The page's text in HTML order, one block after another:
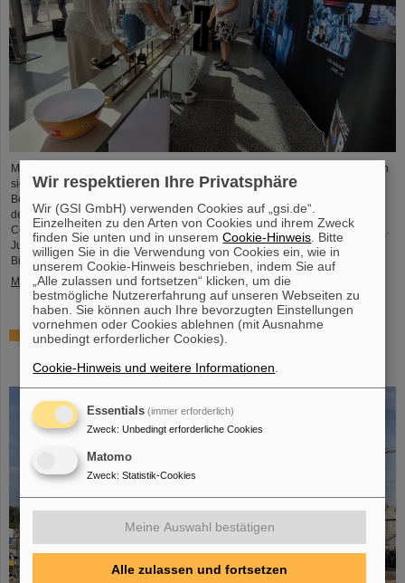
Mit einem breiten Angebot an Informationen und Zukunftsperspektiven haben
sich das GSI Helmholtzzentrum für Schwerionenforschung und das künftige
Beschleunigerzentrum FAIR, das derzeit bei GSI in Darmstadt entsteht, an
dem internationalen Innovationskongress „Curious – Future Inside
Conference“ beteiligt. Die interdisziplinäre Veranstaltung fand vom 10. bis 11.
Juli in der Rheingoldhalle in Mainz statt und zog zahlreiche renommierte
Bildungsinstitutionen, Forschungseinrichtungen und...
Mehr »
Förderung und Erhalt von Technologie-Knowhow durch
Commonwealth Fusion Systems besuchen GSI
Wir respektieren Ihre Privatsphäre
Wir (GSI GmbH) verwenden Cookies auf „gsi.de“.
Einzelheiten zu den Arten von Cookies und ihrem Zweck
finden Sie unten und in unseremCookie-Hinweis . Bitte
willigen Sie in die Verwendung von Cookies ein, wie in
unserem Cookie-Hinweis beschrieben, indem Sie auf
„Alle zulassen und fortsetzen“ klicken, um die
bestmögliche Nutzererfahrung auf unseren Webseiten zu
haben. Sie können auch Ihre bevorzugten Einstellungen
vornehmen oder Cookies ablehnen (mit Ausnahme
unbedingt erforderlicher Cookies).
Cookie-Hinweis und weitere Informationen
Essentials (immer erforderlich)
Zweck: Unbedingt erforderliche Cookies
Matomo
Zweck: Statistik-Cookies
Meine Auswahl bestätigen
Alle zulassen und fortsetzen